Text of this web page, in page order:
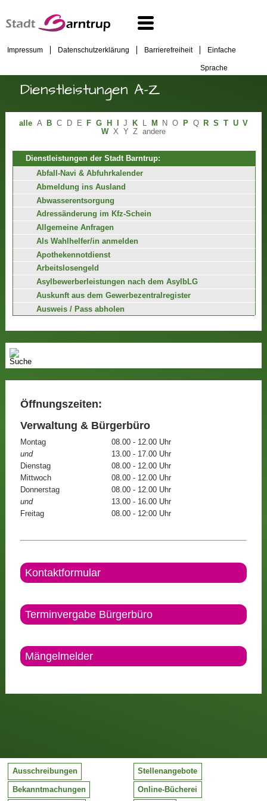
Impressum Datenschutzerklärung Barrierefreiheit Einfache
Sprache
Dienstleistungen A-Z
alle A B C D E F G H J K L M N O P Q R S T U V
W X Y Z andere
Dienstleistungen der Stadt Barntrup:
Abfall-Navi & Abfuhrkalender
Abmeldung ins Ausland
Abwasserentsorgung
Adressänderung im Kfz-Schein
Allgemeine Anfragen
Als Wahlhelfer/in anmelden
Apothekennotdienst
Arbeitslosengeld
Asylbewerberleistungen nach dem AsylbLG
Auskunft aus dem Gewerbezentralregister
Ausweis / Pass abholen
Öffnungszeiten:
Verwaltung & Bürgerbüro
Montag
08.00 - 12.00 Uhr
und
13.00 - 17.00 Uhr
Dienstag
08.00 - 12.00 Uhr
Mittwoch
08.00 - 12.00 Uhr
Donnerstag
08.00 - 12.00 Uhr
und
13.00 - 16.00 Uhr
Freitag
08.00 - 12:00 Uhr
Kontaktformular
Terminvergabe Bürgerbüro
Mängelmelder
Ausschreibungen Stellenangebote
Bekanntmachungen Online-Bücherei